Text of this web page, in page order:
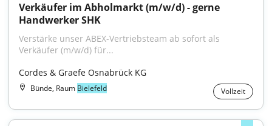
Verkäufer im Abholmarkt (m/w/d) - gerne
Handwerker SHK
Verstärke unser ABEX-Vertriebsteam ab sofort als
Verkäufer (m/w/d) für...
Cordes & Graefe Osnabrück KG
Bünde, Raum Bielefeld Vollzeit